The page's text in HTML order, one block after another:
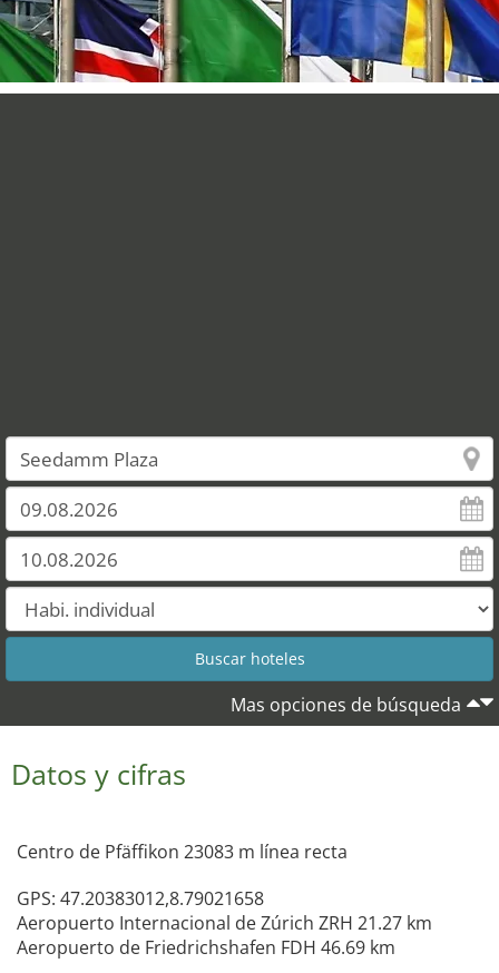
Mas opciones de búsqueda
Datos y cifras
Centro de Pfäffikon 23083 m línea recta
GPS: 47.20383012,8.79021658
Aeropuerto Internacional de Zúrich ZRH 21.27 km
Aeropuerto de Friedrichshafen FDH 46.69 km